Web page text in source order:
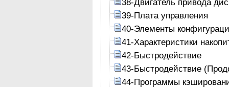
39-Плата управления
40-Элементы
41-Характеристики
42-Быстродействие
43-Быстродействие
44-Программы